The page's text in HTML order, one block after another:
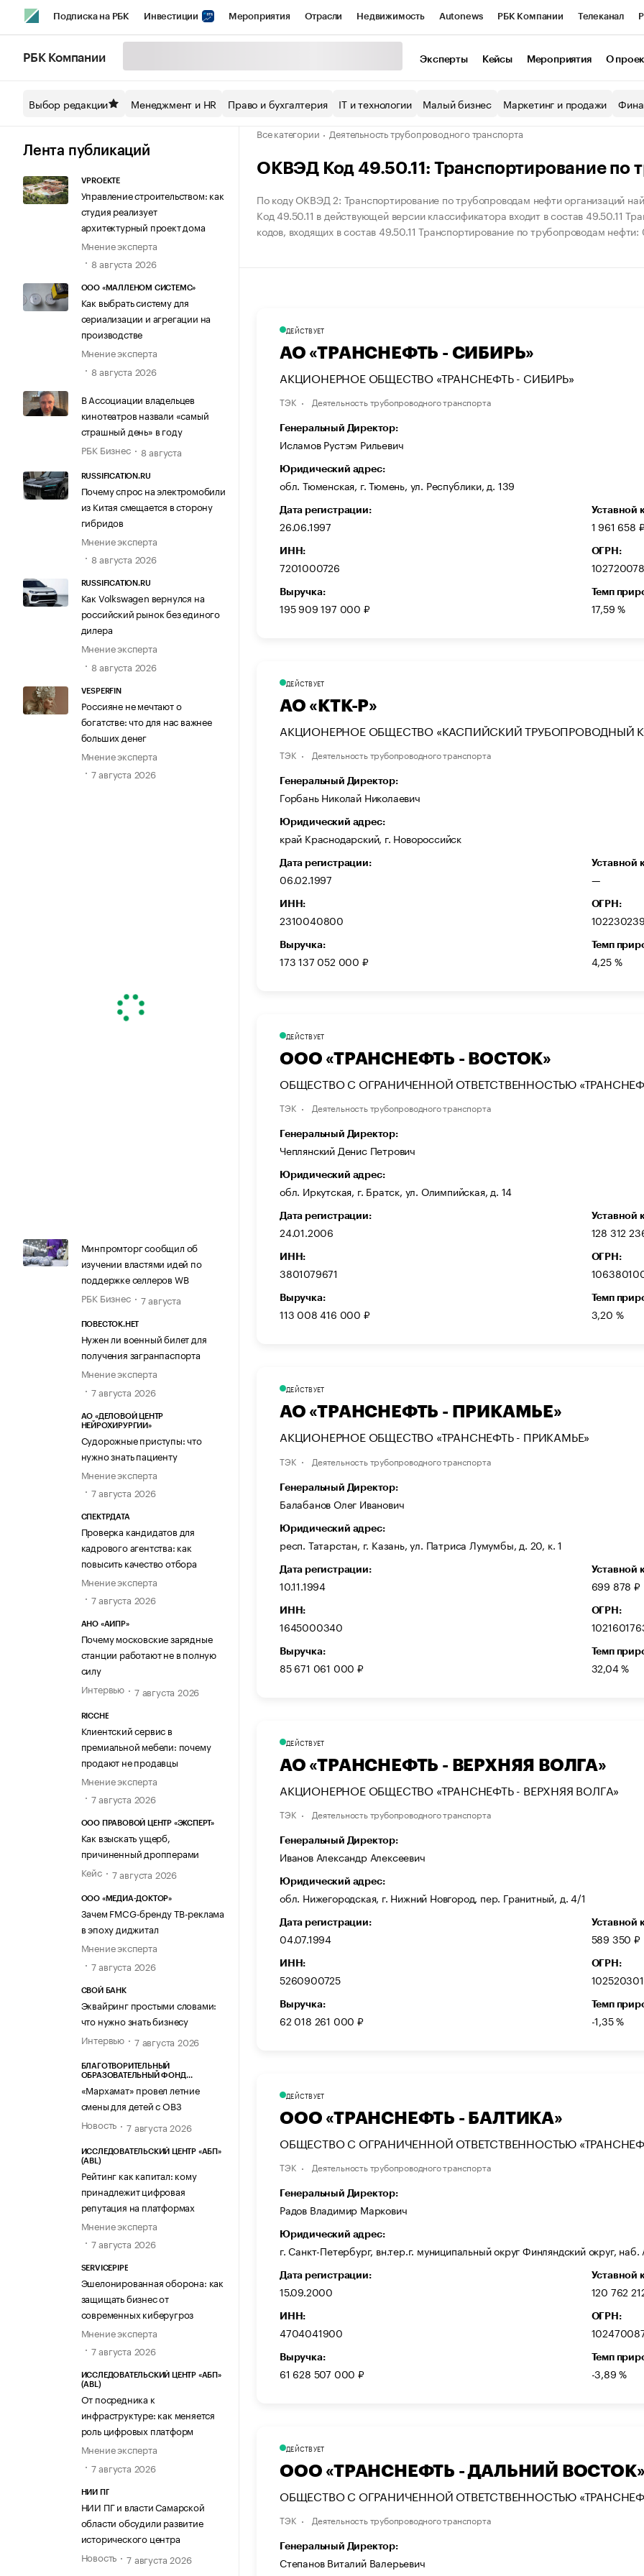
Подписка на РБК Инвестиции Мероприятия Отрасли Недвижимость Autonews РБК Компании Телеканал
Спецпроекты СПб Конференции СПб Спецпроекты Экономика Бизнес
Технологии и медиа
РБК Компании Эксперты Кейсы Мероприятия О
Выбор редакции Менеджмент и HR Право и бухгалтерия IT и технологии Малый бизнес Маркетинг и продажи
Лента публикаций
VPROEKTE
Управление строительством: как
студия реализует
архитектурный проект дома
Мнение эксперта
8 августа 2026
ООО «МАЛЛЕНОМ СИСТЕМС»
Как выбрать систему для
сериализации и агрегации на
производстве
Мнение эксперта
8 августа 2026
В Ассоциации владельцев
кинотеатров назвали «самый
страшный день» в году
РБК Бизнес
8 августа
RUSSIFICATION.RU
Почему спрос на электромобили
из Китая смещается в сторону
гибридов
Мнение эксперта
8 августа 2026
RUSSIFICATION.RU
Как Volkswagen вернулся на
российский рынок без единого
дилера
Мнение эксперта
8 августа 2026
VESPERFIN
Россияне не мечтают о
богатстве: что для нас важнее
больших денег
Мнение эксперта
7 августа 2026
Минпромторг сообщил об
изучении властями идей по
поддержке селлеров WB
РБК Бизнес
7 августа
ПОВЕСТОК.НЕТ
Нужен ли военный билет для
получения загранпаспорта
Мнение эксперта
7 августа 2026
АО «ДЕЛОВОЙ ЦЕНТР
НЕЙРОХИРУРГИИ»
Судорожные приступы: что
нужно знать пациенту
Мнение эксперта
7 августа 2026
СПЕКТРДАТА
Проверка кандидатов для
кадрового агентства: как
повысить качество отбора
Мнение эксперта
7 августа 2026
АНО «АИПР»
Почему московские зарядные
станции работают не в полную
силу
Интервью
7 августа 2026
RICCHE
Клиентский сервис в
премиальной мебели: почему
продают не продавцы
Мнение эксперта
7 августа 2026
ООО ПРАВОВОЙ ЦЕНТР «ЭКСПЕРТ»
Как взыскать ущерб,
причиненный дропперами
Кейс
7 августа 2026
ООО «МЕДИА-ДОКТОР»
Зачем FMCG-бренду ТВ-реклама
в эпоху диджитал
Мнение эксперта
7 августа 2026
СВОЙ БАНК
Эквайринг простыми словами:
что нужно знать бизнесу
Интервью
7 августа 2026
БЛАГОТВОРИТЕЛЬНЫЙ
ОБРАЗОВАТЕЛЬНЫЙ ФОНД
«Мархамат» провел летние
смены для детей с ОВЗ
Новость
7 августа 2026
ИССЛЕДОВАТЕЛЬСКИЙ ЦЕНТР «АБП»
(ABL)
Рейтинг как капитал: кому
принадлежит цифровая
репутация на платформах
Мнение эксперта
7 августа 2026
SERVICEPIPE
Эшелонированная оборона: как
защищать бизнес от
современных киберугроз
Мнение эксперта
7 августа 2026
ИССЛЕДОВАТЕЛЬСКИЙ ЦЕНТР «АБП»
(ABL)
От посредника к
инфраструктуре: как меняется
роль цифровых платформ
Мнение эксперта
7 августа 2026
НИИ ПГ
НИИ ПГ и власти Самарской
области обсудили развитие
исторического центра
Новость
7 августа 2026
Все категории Деятельность трубопроводного транспорта
ОКВЭД Код 49.50.11: Транспортирование по
По коду ОКВЭД 2: Транспортирование по трубопроводам нефти организаций
Код 49.50.11 в действующей версии классификатора входит в состав 49.50.11
кодов, входящих в состав 49.50.11 Транспортирование по трубопроводам нефти:
ДЕЙСТВУЕТ
АО «ТРАНСНЕФТЬ - СИБИРЬ»
АКЦИОНЕРНОЕ ОБЩЕСТВО «ТРАНСНЕФТЬ - СИБИРЬ»
ТЭК Деятельность трубопроводного транспорта
Генеральный Директор:
Исламов Рустэм Рильевич
Юридический адрес:
обл. Тюменская, г. Тюмень, ул. Республики, д. 139
Дата регистрации:
26.06.1997
Уставной
1 961 658
ИНН:
7201000726
ОГРН:
Выручка:
195 909 197 000 ₽
Темп
17,59 %
ДЕЙСТВУЕТ
АО «КТК-Р»
АКЦИОНЕРНОЕ ОБЩЕСТВО «КАСПИЙСКИЙ ТРУБОПРОВОДНЫЙ
ТЭК Деятельность трубопроводного транспорта
Генеральный Директор:
Горбань Николай Николаевич
Юридический адрес:
край Краснодарский, г. Новороссийск
Дата регистрации:
06.02.1997
Уставной
—
ИНН:
2310040800
ОГРН:
Выручка:
173 137 052 000 ₽
Темп
4,25 %
ДЕЙСТВУЕТ
ООО «ТРАНСНЕФТЬ - ВОСТОК»
ОБЩЕСТВО С ОГРАНИЧЕННОЙ ОТВЕТСТВЕННОСТЬЮ
ТЭК Деятельность трубопроводного транспорта
Генеральный Директор:
Чеплянский Денис Петрович
Юридический адрес:
обл. Иркутская, г. Братск, ул. Олимпийская, д. 14
Дата регистрации:
24.01.2006
Уставной
128 312
ИНН:
3801079671
ОГРН:
Выручка:
113 008 416 000 ₽
Темп
3,20 %
ДЕЙСТВУЕТ
АО «ТРАНСНЕФТЬ - ПРИКАМЬЕ»
АКЦИОНЕРНОЕ ОБЩЕСТВО «ТРАНСНЕФТЬ - ПРИКАМЬЕ»
ТЭК Деятельность трубопроводного транспорта
Генеральный Директор:
Балабанов Олег Иванович
Юридический адрес:
респ. Татарстан, г. Казань, ул. Патриса Лумумбы, д. 20, к. 1
Дата регистрации:
10.11.1994
Уставной
699 878 ₽
ИНН:
1645000340
ОГРН:
Выручка:
85 671 061 000 ₽
Темп
32,04 %
ДЕЙСТВУЕТ
АО «ТРАНСНЕФТЬ - ВЕРХНЯЯ ВОЛГА»
АКЦИОНЕРНОЕ ОБЩЕСТВО «ТРАНСНЕФТЬ - ВЕРХНЯЯ ВОЛГА»
ТЭК Деятельность трубопроводного транспорта
Генеральный Директор:
Иванов Александр Алексеевич
Юридический адрес:
обл. Нижегородская, г. Нижний Новгород, пер. Гранитный, д. 4/1
Дата регистрации:
04.07.1994
Уставной
589 350 ₽
ИНН:
5260900725
ОГРН:
Выручка:
62 018 261 000 ₽
Темп
-1,35 %
ДЕЙСТВУЕТ
ООО «ТРАНСНЕФТЬ - БАЛТИКА»
ОБЩЕСТВО С ОГРАНИЧЕННОЙ ОТВЕТСТВЕННОСТЬЮ
ТЭК Деятельность трубопроводного транспорта
Генеральный Директор:
Радов Владимир Маркович
Юридический адрес:
г. Санкт-Петербург, вн.тер.г. муниципальный округ Финляндский округ,
Дата регистрации:
15.09.2000
Уставной
120 762
ИНН:
4704041900
ОГРН:
Выручка:
61 628 507 000 ₽
Темп
-3,89 %
ДЕЙСТВУЕТ
ООО «ТРАНСНЕФТЬ - ДАЛЬНИЙ ВОСТОК»
ОБЩЕСТВО С ОГРАНИЧЕННОЙ ОТВЕТСТВЕННОСТЬЮ
ТЭК Деятельность трубопроводного транспорта
Генеральный Директор:
Степанов Виталий Валерьевич